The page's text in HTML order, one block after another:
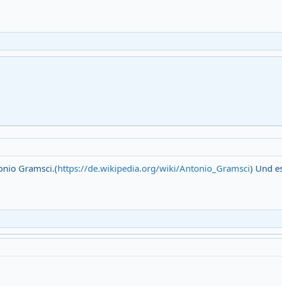
Gramsci.(https://de.wikipedia.org/wiki/Antonio_Gramsci) Und